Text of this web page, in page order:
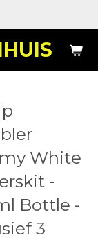
White
-
Bottle -
3